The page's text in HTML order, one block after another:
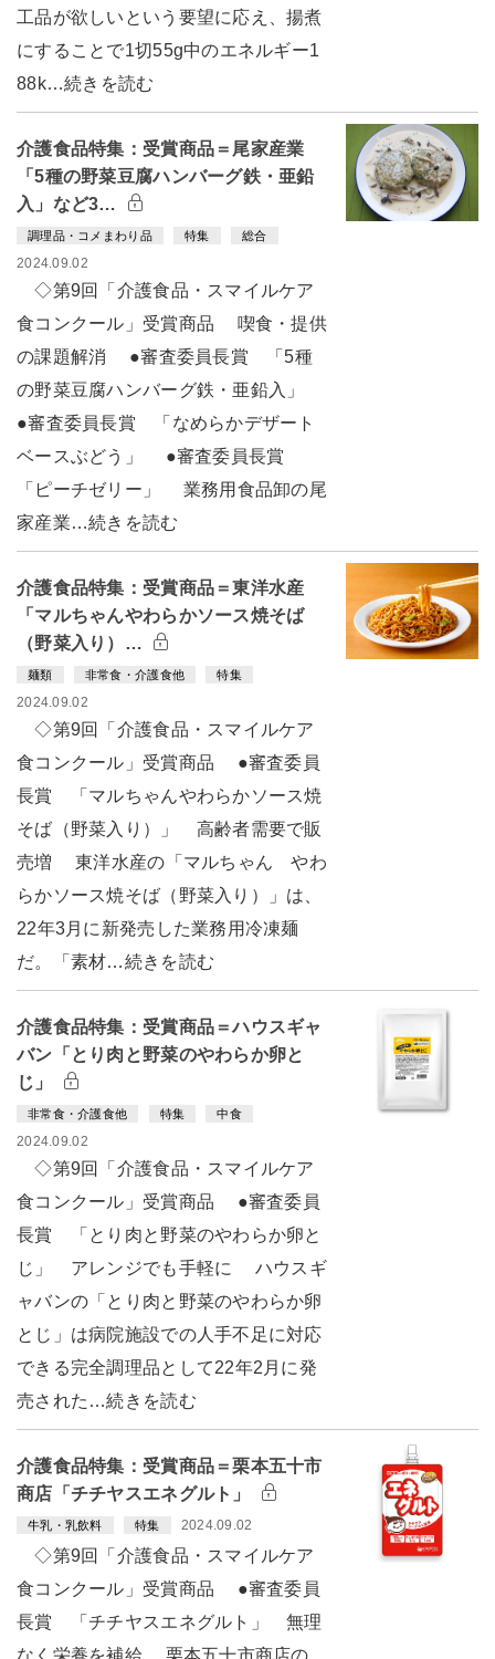
工品が欲しいという要望に応え、揚煮
にすることで1切55g中のエネルギー1
88k…続きを読む
介護食品特集：受賞商品＝尾家産業
「5種の野菜豆腐ハンバーグ鉄・亜鉛
入」など3…
調理品・コメまわり品 特集 総合
2024.09.02
◇第9回「介護食品・スマイルケア
食コンクール」受賞商品 喫食・提供
の課題解消 ●審査委員長賞 「5種
の野菜豆腐ハンバーグ鉄・亜鉛入」
●審査委員長賞 「なめらかデザート
ベースぶどう」 ●審査委員長賞
「ピーチゼリー」 業務用食品卸の尾
家産業…続きを読む
介護食品特集：受賞商品＝東洋水産
「マルちゃんやわらかソース焼そば
（野菜入り）…
麺類 非常食・介護食他 特集
2024.09.02
◇第9回「介護食品・スマイルケア
食コンクール」受賞商品 ●審査委員
長賞 「マルちゃんやわらかソース焼
そば（野菜入り）」 高齢者需要で販
売増 東洋水産の「マルちゃん やわ
らかソース焼そば（野菜入り）」は、
22年3月に新発売した業務用冷凍麺
だ。「素材…続きを読む
介護食品特集：受賞商品＝ハウスギャ
バン「とり肉と野菜のやわらか卵と
じ」
非常食・介護食他 特集 中食
2024.09.02
◇第9回「介護食品・スマイルケア
食コンクール」受賞商品 ●審査委員
長賞 「とり肉と野菜のやわらか卵と
じ」 アレンジでも手軽に ハウスギ
ャバンの「とり肉と野菜のやわらか卵
とじ」は病院施設での人手不足に対応
できる完全調理品として22年2月に発
売された…続きを読む
介護食品特集：受賞商品＝栗本五十市
商店「チチヤスエネグルト」
牛乳・乳飲料 特集 2024.09.02
◇第9回「介護食品・スマイルケア
食コンクール」受賞商品 ●審査委員
長賞 「チチヤスエネグルト」 無理
なく栄養を補給 栗本五十市商店の